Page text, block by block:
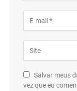
Salvar meus
vez que eu